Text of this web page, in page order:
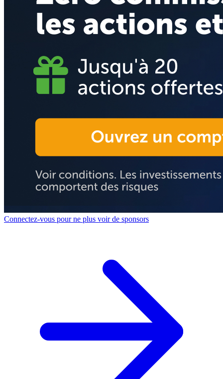
Connectez-vous pour ne plus voir de sponsors